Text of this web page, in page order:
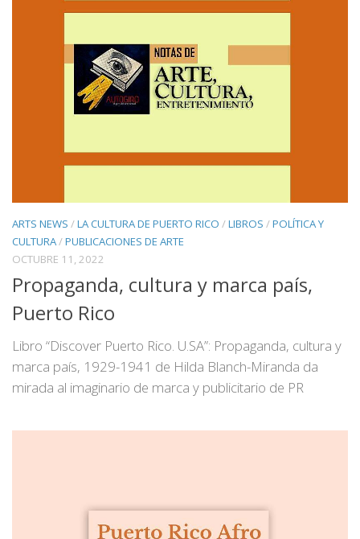
ARTS NEWS /LA CULTURA DE PUERTO RICO /LIBROS /POLÍTICA Y
CULTURA/PUBLICACIONES DE ARTE
OCTUBRE 11, 2022
Propaganda, cultura y marca país,
Puerto Rico
Libro “Discover Puerto Rico. U.SA”: Propaganda, cultura y
marca país, 1929-1941 de Hilda Blanch-Miranda da
mirada al imaginario de marca y publicitario de PR